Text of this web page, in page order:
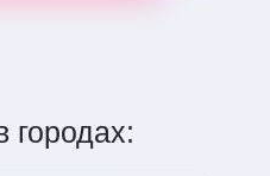
городах: